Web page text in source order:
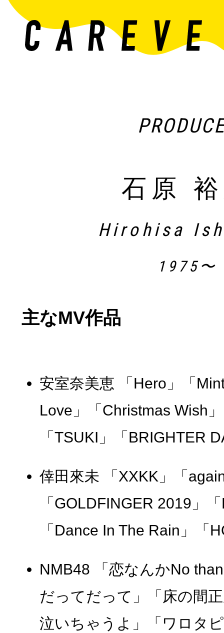
石原
Hirohisa
1975〜
主なMV作品
安室奈美恵 「Hero」「
Love」「Christmas Wish
「TSUKI」「BRIGHTER
倖田來未 「XXKK」「
「GOLDFINGER 2019」
「Dance In The Rain」「
NMB48 「恋なんかNo
だってだって」「床の間
泣いちゃうよ」「ワロタ